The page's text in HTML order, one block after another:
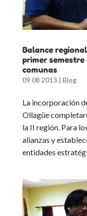
Balance
primer
comunas
09 08 2013 | Blog
La incorporación
Ollagüe
la II región. Para
alianzas y
entidades